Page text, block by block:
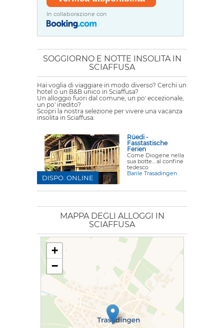
In collaborazione con
SOGGIORNO E NOTTE INSOLITA IN
SCIAFFUSA
Hai voglia di viaggiare in modo diverso? Cerchi un
hotel o un B&B unico in Sciaffusa?
Un alloggio fuori dal comune, un po' eccezionale,
un po' inedito?
Scopri la nostra selezione per vivere una vacanza
insolita in Sciaffusa.
Rüedi -
Fasstastische
Ferien
Come Diogene nella
sua botte... al confine
tedesco
Barile Trasadingen
DISPO. ONLINE
MAPPA DEGLI ALLOGGI IN
SCIAFFUSA
+
−